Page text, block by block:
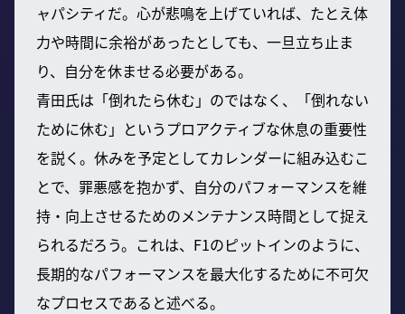
ャパシティだ。心が悲鳴を上げていれば、たとえ体
力や時間に余裕があったとしても、一旦立ち止ま
り、自分を休ませる必要がある。
青田氏は「倒れたら休む」のではなく、「倒れない
ために休む」というプロアクティブな休息の重要性
を説く。休みを予定としてカレンダーに組み込むこ
とで、罪悪感を抱かず、自分のパフォーマンスを維
持・向上させるためのメンテナンス時間として捉え
られるだろう。これは、F1のピットインのように、
長期的なパフォーマンスを最大化するために不可欠
なプロセスであると述べる。